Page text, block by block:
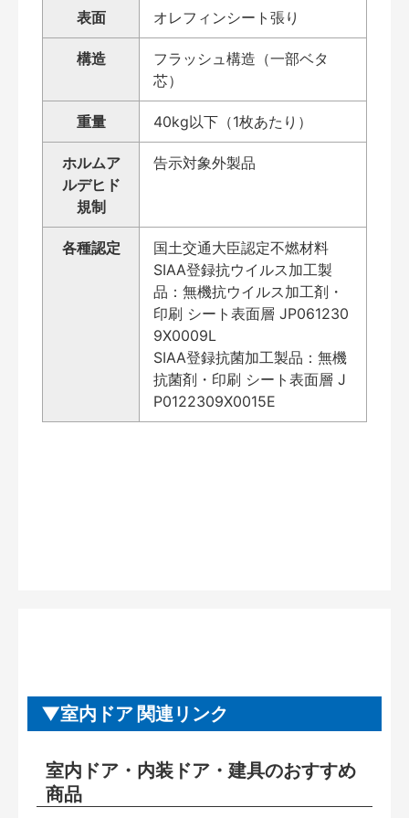
表面 オレフィンシート張り
構造
フラッシュ構造（一部ベタ
芯）
重量 40kg以下（1枚あたり）
ホルムア
ルデヒド
規制
告示対象外製品
各種認定
国土交通大臣認定不燃材料
SIAA登録抗ウイルス加工製
品：無機抗ウイルス加工剤・
印刷 シート表面層 JP061230
9X0009L
SIAA登録抗菌加工製品：無機
抗菌剤・印刷 シート表面層 J
P0122309X0015E
室内ドア 関連リンク
室内ドア・内装ドア・建具のおすすめ
商品